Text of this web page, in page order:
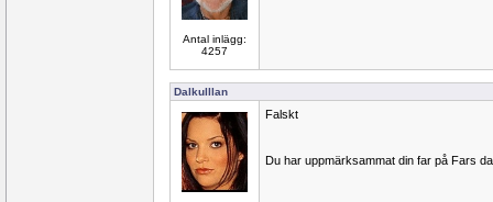
Antal inlägg:
4257
Dalkulllan
Falskt
Du har uppmärksammat din far på Fars